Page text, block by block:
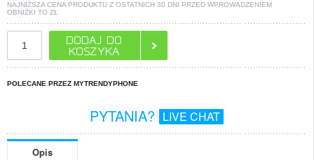
NAJNIŻSZA CENA PRODUKTU Z OSTATNICH 30 DNI PRZED WPROWADZENIEM
OBNIŻKI TO ZŁ
POLECANE PRZEZ MYTRENDYPHONE
PYTANIA? LIVE CHAT
Opis